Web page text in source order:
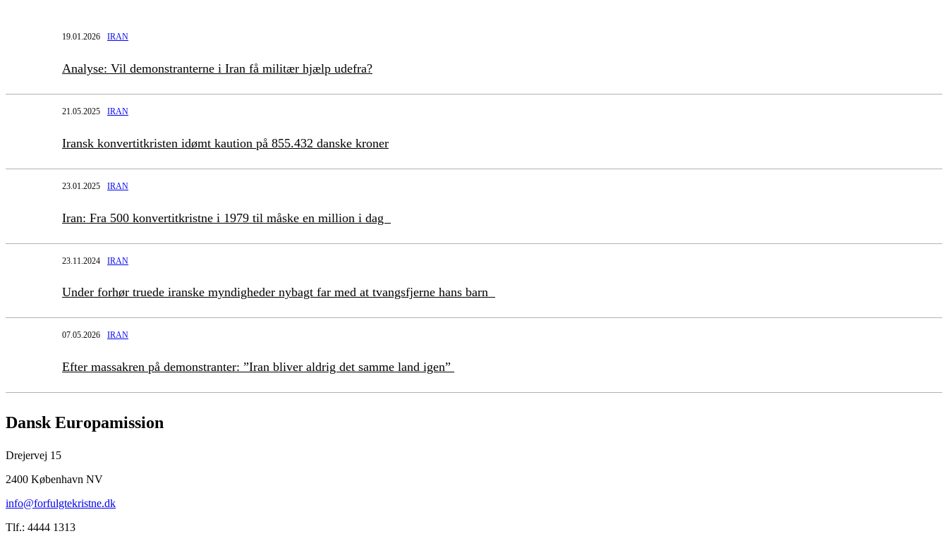
19.01.2026 IRAN
Analyse: Vil demonstranterne i Iran få militær hjælp udefra?
21.05.2025 IRAN
Iransk konvertitkristen idømt kaution på 855.432 danske kroner
23.01.2025 IRAN
Iran: Fra 500 konvertitkristne i 1979 til måske en million i dag
23.11.2024 IRAN
Under forhør truede iranske myndigheder nybagt far med at tvangsfjerne hans barn
07.05.2026 IRAN
Efter massakren på demonstranter: ”Iran bliver aldrig det samme land igen”
Dansk Europamission
Drejervej 15
2400 København NV
info@forfulgtekristne.dk
Tlf.: 4444 1313